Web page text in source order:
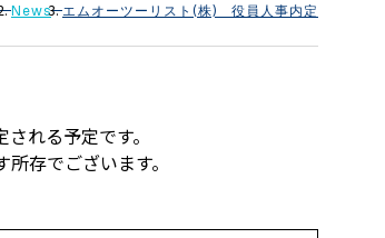
News エムオーツーリスト(株) 役員人事内定
れる予定です。
存でございます。